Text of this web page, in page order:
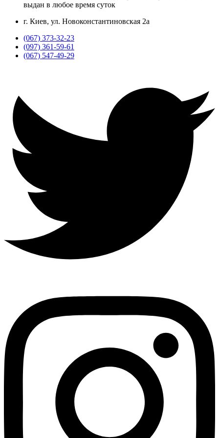
выдан в любое время суток
г. Киев, ул. Новоконстантиновская 2а
(067) 373-32-23
(097) 361-59-61
(067) 547-49-29